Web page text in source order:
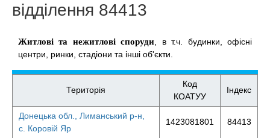
відділення 84413
Житлові та нежитлові споруди , в т.ч. будинки, офісні
центри, ринки, стадіони та інші об'єкти.
Територія
Код
КОАТУУ
Індекс
Донецька обл., Лиманський р-н,
с. Коровій Яр
1423081801 84413